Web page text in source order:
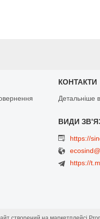
КОНТАКТИ
Детальніше
https://
https://